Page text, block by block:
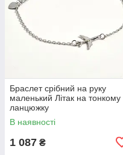
Браслет срібний на руку
маленький Літак на тонкому
ланцюжку
В наявності
1 087 ₴